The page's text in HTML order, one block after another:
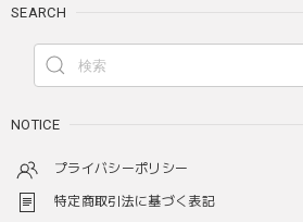
SEARCH
NOTICE
プライバシーポリシー
特定商取引法に基づく表記